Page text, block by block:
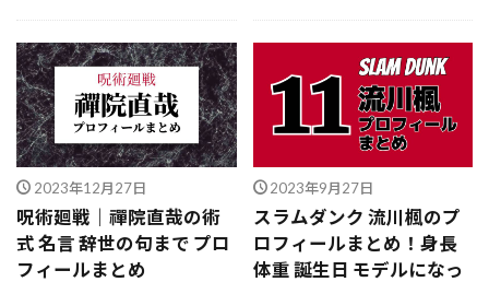
2023年12月27日
呪術廻戦｜禪院直哉の術
式 名言 辞世の句まで プロ
フィールまとめ
2023年9月27日
スラムダンク 流川楓のプ
ロフィールまとめ！身長
体重 誕生日 モデルになっ